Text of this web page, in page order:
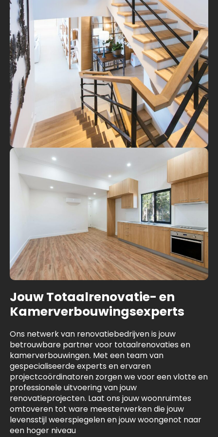
Jouw Totaalrenovatie- en
Kamerverbouwingsexperts
Ons netwerk van renovatiebedrijven is jouw
betrouwbare partner voor totaalrenovaties en
kamerverbouwingen. Met een team van
gespecialiseerde experts en ervaren
projectcoördinatoren zorgen we voor een vlotte en
professionele uitvoering van jouw
renovatieprojecten. Laat ons jouw woonruimtes
omtoveren tot ware meesterwerken die jouw
levensstijl weerspiegelen en jouw woongenot naar
een hoger niveau